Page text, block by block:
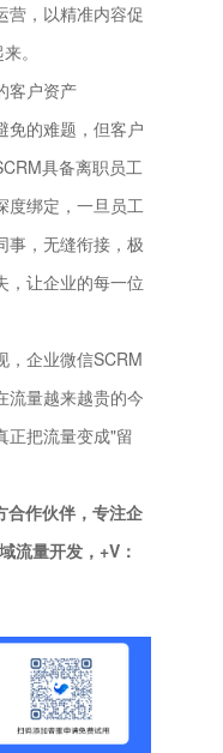
营，以精准内容促
。
户资产
的难题，但客户
具备离职员工
度绑定，一旦员工
事，无缝衔接，极
，让企业的每一位
企业微信SCRM
流量越来越贵的今
正把流量变成"留
作伙伴，专注企
流量开发，+V：